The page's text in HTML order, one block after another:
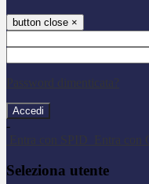
button close ×
Password dimenticata?
-
Entra con SPID
Entra con
Seleziona utente